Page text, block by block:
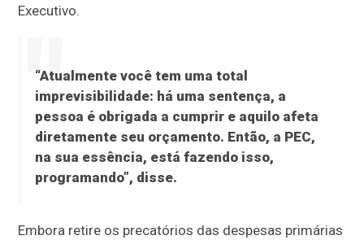
Executivo.
“Atualmente você tem uma total
imprevisibilidade: há uma sentença, a
pessoa é obrigada a cumprir e aquilo afeta
diretamente seu orçamento. Então, a PEC,
na sua essência, está fazendo isso,
programando”, disse.
Embora retire os precatórios das despesas primárias